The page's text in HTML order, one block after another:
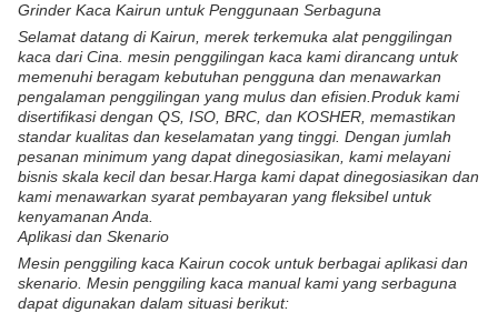
Grinder Kaca Kairun untuk Penggunaan Serbaguna
Selamat datang di Kairun, merek terkemuka alat penggilingan
kaca dari Cina. mesin penggilingan kaca kami dirancang untuk
memenuhi beragam kebutuhan pengguna dan menawarkan
pengalaman penggilingan yang mulus dan efisien.Produk kami
disertifikasi dengan QS, ISO, BRC, dan KOSHER, memastikan
standar kualitas dan keselamatan yang tinggi. Dengan jumlah
pesanan minimum yang dapat dinegosiasikan, kami melayani
bisnis skala kecil dan besar.Harga kami dapat dinegosiasikan dan
kami menawarkan syarat pembayaran yang fleksibel untuk
kenyamanan Anda.
Aplikasi dan Skenario
Mesin penggiling kaca Kairun cocok untuk berbagai aplikasi dan
skenario. Mesin penggiling kaca manual kami yang serbaguna
dapat digunakan dalam situasi berikut: